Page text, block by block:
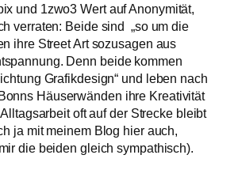
und 1zwo3 Wert auf Anonymität,
verraten: Beide sind „so um die
ihre Street Art sozusagen aus
Denn beide kommen
Grafikdesign“ und leben nach
Häuserwänden ihre Kreativität
oft auf der Strecke bleibt
ja mit meinem Blog hier auch,
die beiden gleich sympathisch).